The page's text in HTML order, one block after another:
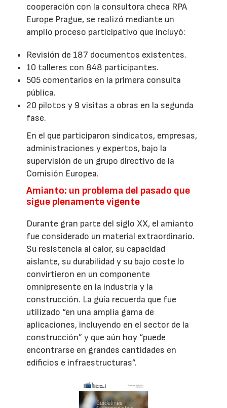
cooperación con la consultora checa RPA
Europe Prague, se realizó mediante un
amplio proceso participativo que incluyó:
Revisión de 187 documentos existentes.
10 talleres con 848 participantes.
505 comentarios en la primera consulta
pública.
20 pilotos y 9 visitas a obras en la segunda
fase.
En el que participaron sindicatos, empresas,
administraciones y expertos, bajo la
supervisión de un grupo directivo de la
Comisión Europea.
Amianto: un problema del pasado que
sigue plenamente vigente
Durante gran parte del siglo XX, el amianto
fue considerado un material extraordinario.
Su resistencia al calor, su capacidad
aislante, su durabilidad y su bajo coste lo
convirtieron en un componente
omnipresente en la industria y la
construcción. La guía recuerda que fue
utilizado “en una amplia gama de
aplicaciones, incluyendo en el sector de la
construcción” y que aún hoy “puede
encontrarse en grandes cantidades en
edificios e infraestructuras”.